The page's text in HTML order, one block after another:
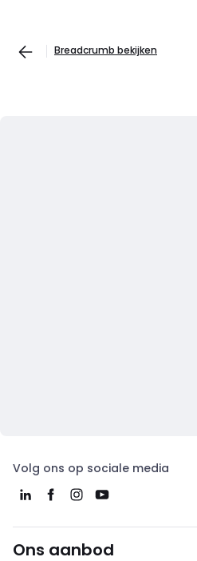
Breadcrumb bekijken
Volg ons op sociale media
Ons aanbod